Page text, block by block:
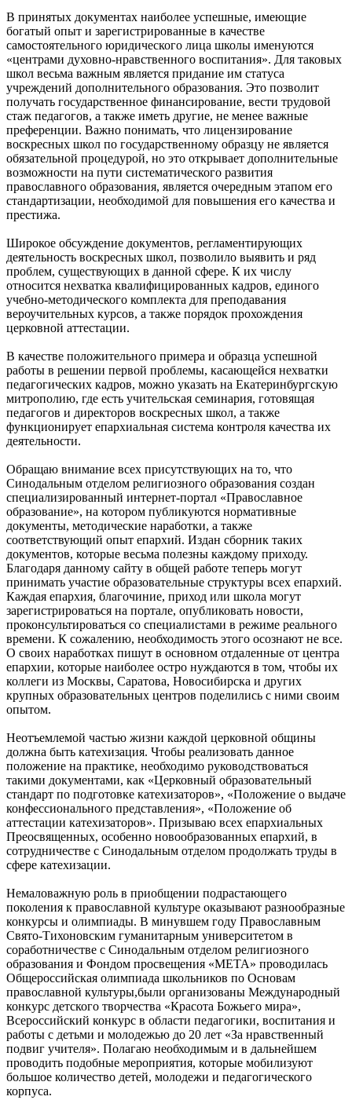
В принятых документах наиболее успешные, имеющие
богатый опыт и зарегистрированные в качестве
самостоятельного юридического лица школы именуются
«центрами духовно-нравственного воспитания». Для таковых
школ весьма важным является придание им статуса
учреждений дополнительного образования. Это позволит
получать государственное финансирование, вести трудовой
стаж педагогов, а также иметь другие, не менее важные
преференции. Важно понимать, что лицензирование
воскресных школ по государственному образцу не является
обязательной процедурой, но это открывает дополнительные
возможности на пути систематического развития
православного образования, является очередным этапом его
стандартизации, необходимой для повышения его качества и
престижа.
Широкое обсуждение документов, регламентирующих
деятельность воскресных школ, позволило выявить и ряд
проблем, существующих в данной сфере. К их числу
относится нехватка квалифицированных кадров, единого
учебно-методического комплекта для преподавания
вероучительных курсов, а также порядок прохождения
церковной аттестации.
В качестве положительного примера и образца успешной
работы в решении первой проблемы, касающейся нехватки
педагогических кадров, можно указать на Екатеринбургскую
митрополию, где есть учительская семинария, готовящая
педагогов и директоров воскресных школ, а также
функционирует епархиальная система контроля качества их
деятельности.
Обращаю внимание всех присутствующих на то, что
Синодальным отделом религиозного образования создан
специализированный интернет-портал «Православное
образование», на котором публикуются нормативные
документы, методические наработки, а также
соответствующий опыт епархий. Издан сборник таких
документов, которые весьма полезны каждому приходу.
Благодаря данному сайту в общей работе теперь могут
принимать участие образовательные структуры всех епархий.
Каждая епархия, благочиние, приход или школа могут
зарегистрироваться на портале, опубликовать новости,
проконсультироваться со специалистами в режиме реального
времени. К сожалению, необходимость этого осознают не все.
О своих наработках пишут в основном отдаленные от центра
епархии, которые наиболее остро нуждаются в том, чтобы их
коллеги из Москвы, Саратова, Новосибирска и других
крупных образовательных центров поделились с ними своим
опытом.
Неотъемлемой частью жизни каждой церковной общины
должна быть катехизация. Чтобы реализовать данное
положение на практике, необходимо руководствоваться
такими документами, как «Церковный образовательный
стандарт по подготовке катехизаторов», «Положение о выдаче
конфессионального представления», «Положение об
аттестации катехизаторов». Призываю всех епархиальных
Преосвященных, особенно новообразованных епархий, в
сотрудничестве с Синодальным отделом продолжать труды в
сфере катехизации.
Немаловажную роль в приобщении подрастающего
поколения к православной культуре оказывают разнообразные
конкурсы и олимпиады. В минувшем году Православным
Свято-Тихоновским гуманитарным университетом в
соработничестве с Синодальным отделом религиозного
образования и Фондом просвещения «МЕТА» проводилась
Общероссийская олимпиада школьников по Основам
православной культуры,были организованы Международный
конкурс детского творчества «Красота Божьего мира»,
Всероссийский конкурс в области педагогики, воспитания и
работы с детьми и молодежью до 20 лет «За нравственный
подвиг учителя». Полагаю необходимым и в дальнейшем
проводить подобные мероприятия, которые мобилизуют
большое количество детей, молодежи и педагогического
корпуса.